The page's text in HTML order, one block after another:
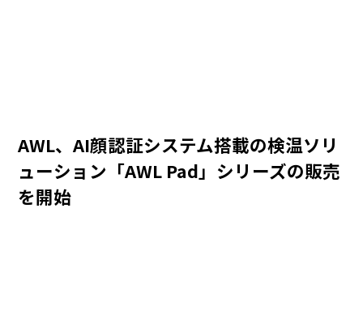
AWL、AI顔認証システム搭載の検温ソリ
ューション「AWL Pad」シリーズの販売
を開始